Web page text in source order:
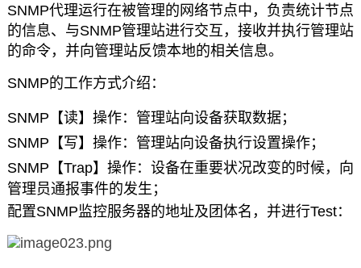
SNMP代理运行在被管理的网络节点中，负责统计节点
的信息、与SNMP管理站进行交互，接收并执行管理站
的命令，并向管理站反馈本地的相关信息。
SNMP的工作方式介绍：
SNMP【读】操作：管理站向设备获取数据；
SNMP【写】操作：管理站向设备执行设置操作；
SNMP【Trap】操作：设备在重要状况改变的时候，向
管理员通报事件的发生；
配置SNMP监控服务器的地址及团体名，并进行Test：